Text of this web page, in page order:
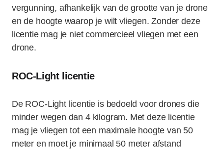
vergunning, afhankelijk van de grootte van je drone
en de hoogte waarop je wilt vliegen. Zonder deze
licentie mag je niet commercieel vliegen met een
drone.
ROC-Light licentie
De ROC-Light licentie is bedoeld voor drones die
minder wegen dan 4 kilogram. Met deze licentie
mag je vliegen tot een maximale hoogte van 50
meter en moet je minimaal 50 meter afstand